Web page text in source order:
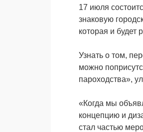
17 июля
знаковую
которая и будет
Узнать о том,
можно
пароходства»,
«Когда мы
концепцию и
стал частью